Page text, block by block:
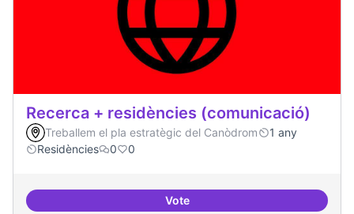
Recerca + residències (comunicació)
Treballem el pla estratègic del Canòdrom
1 any
Residències
0 0
VoteRecerca + residències